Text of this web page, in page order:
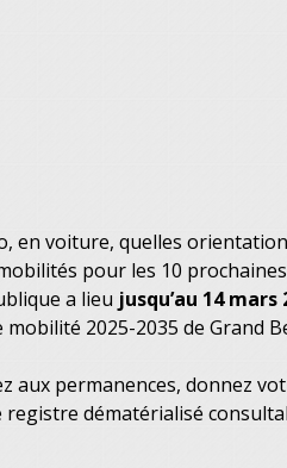
en voiture, quelles
pour les 10 prochaines
a lieu jusqu’au 14 mars
mobilité 2025-2035 de Grand
aux permanences, donnez
registre dématérialisé